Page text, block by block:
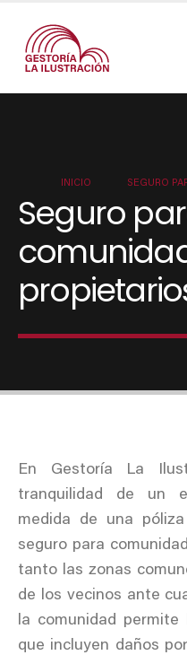
SEGURO
Seguro
En Gestoría La
tranquilidad de un
medida de una
seguro para
tanto las zonas
de los vecinos ante
la comunidad
que incluyen daños